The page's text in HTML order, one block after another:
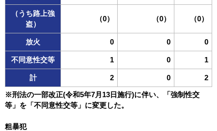
（うち路上強
盗）
（0） （0） （0）
放火 0 0 0
不同意性交等 1 0 1
計 2 0 2
※刑法の一部改正(令和5年7月13日施行)に伴い、「強制性交
等」を「不同意性交等」に変更した。
粗暴犯